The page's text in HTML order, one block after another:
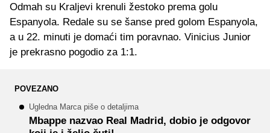
Odmah su Kraljevi krenuli žestoko prema golu
Espanyola. Redale su se šanse pred golom Espanyola,
a u 22. minuti je domaći tim poravnao. Vinicius Junior
je prekrasno pogodio za 1:1.
POVEZANO
Ugledna Marca piše o detaljima
Mbappe nazvao Real Madrid, dobio je odgovor